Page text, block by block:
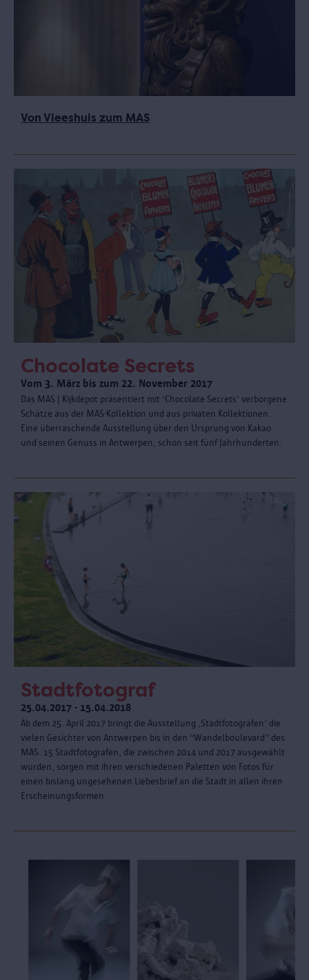
Von Vleeshuis zum MAS
Chocolate Secrets
Vom 3. März bis zum 22. November 2017
Das MAS | Kijkdepot präsentiert mit ‘Chocolate Secrets’ verborgene
Schätze aus der MAS-Kollektion und aus privaten Kollektionen.
Eine überraschende Ausstellung über den Ursprung von Kakao
und seinen Genuss in Antwerpen, schon seit fünf Jahrhunderten.
Stadtfotograf
25.04.2017 - 15.04.2018
Ab dem 25. April 2017 bringt die Ausstellung ‚Stadtfotografen’ die
vielen Gesichter von Antwerpen bis in den “Wandelboulevard” des
MAS. 15 Stadtfotografen, die zwischen 2014 und 2017 ausgewählt
wurden, sorgen mit ihren verschiedenen Paletten von Fotos für
einen bislang ungesehenen Liebesbrief an die Stadt in allen ihren
Erscheinungsformen.